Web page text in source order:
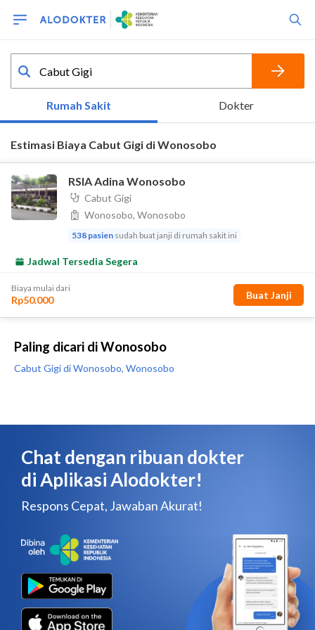
Paling dicari di Wonosobo
Cabut Gigi di Wonosobo, Wonosobo